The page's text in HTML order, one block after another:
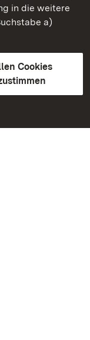
in die weitere
a)
Cookies
Württemberg